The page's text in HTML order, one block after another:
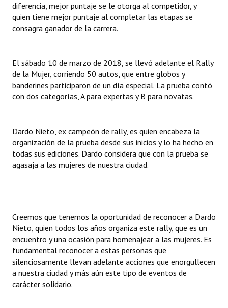
Resoluciones
Resoluciones de Presidencia
Antiguos Pobladores
Noticias Destacadas
Datos Históricos
Premio al Mérito - Registro
Periodistas Decanos - Registro
Ciudadano Ilustre - Registro
Banca del Vecino - Registro
Huéspedes de Honor - Registro
diferencia, mejor puntaje se le otorga al competidor, y
quien tiene mejor puntaje al completar las etapas se
consagra ganador de la carrera.
El sábado 10 de marzo de 2018, se llevó adelante el Rally
de la Mujer, corriendo 50 autos, que entre globos y
banderines participaron de un día especial. La prueba contó
con dos categorías, A para expertas y B para novatas.
Dardo Nieto, ex campeón de rally, es quien encabeza la
organización de la prueba desde sus inicios y lo ha hecho en
todas sus ediciones. Dardo considera que con la prueba se
agasaja a las mujeres de nuestra ciudad.
Creemos que tenemos la oportunidad de reconocer a Dardo
Nieto, quien todos los años organiza este rally, que es un
encuentro y una ocasión para homenajear a las mujeres. Es
fundamental reconocer a estas personas que
silenciosamente llevan adelante acciones que enorgullecen
a nuestra ciudad y más aún este tipo de eventos de
carácter solidario.